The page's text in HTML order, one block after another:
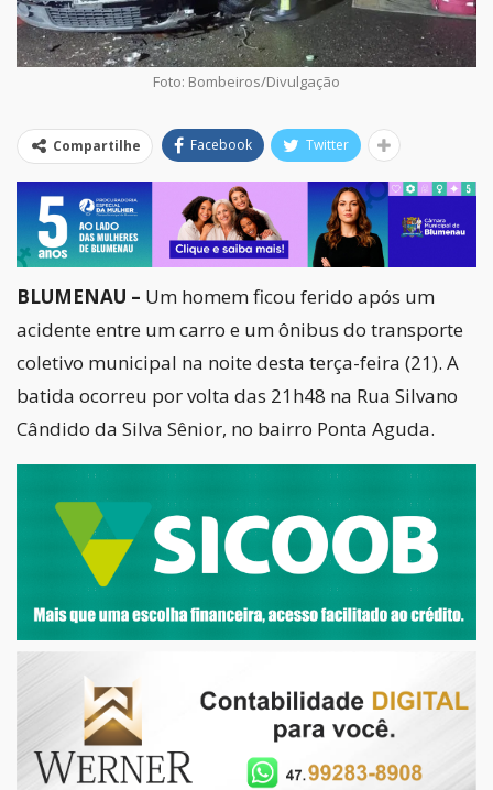
Foto: Bombeiros/Divulgação
Compartilhe Facebook Twitter
BLUMENAU – Um homem ficou ferido após um
acidente entre um carro e um ônibus do transporte
coletivo municipal na noite desta terça-feira (21). A
batida ocorreu por volta das 21h48 na Rua Silvano
Cândido da Silva Sênior, no bairro Ponta Aguda.